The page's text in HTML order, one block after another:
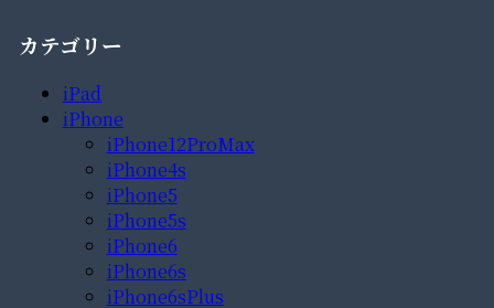
カテゴリー
iPad
iPhone
iPhone12ProMax
iPhone4s
iPhone5
iPhone5s
iPhone6
iPhone6s
iPhone6sPlus